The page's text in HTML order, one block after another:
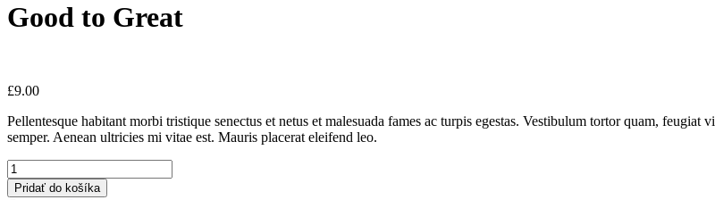
Good to Great
£9.00
Pellentesque habitant morbi tristique senectus et netus et malesuada fames ac turpis egestas. Vestibulum tortor quam,
semper. Aenean ultricies mi vitae est. Mauris placerat eleifend leo.
Pridať do košíka